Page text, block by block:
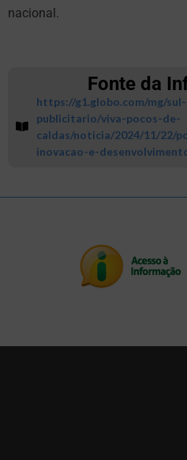
nacional.
Fonte da
https://g1.globo.com/mg/
publicitario/viva-pocos-de-
caldas/noticia/2024/11/22/
inovacao-e-